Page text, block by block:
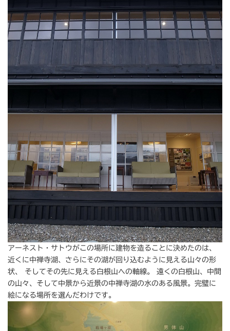
アーネスト・サトウがこの場所に建物を造ることに決めたのは、
近くに中禅寺湖、さらにその湖が回り込むように見える山々の形
状、 そしてその先に見える白根山への軸線。 遠くの白根山、中間
の山々、そして中景から近景の中禅寺湖の水のある風景。完璧に
絵になる場所を選んだわけです。